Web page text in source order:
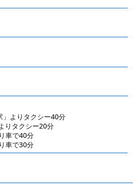
」よりタクシー40分
りタクシー20分
車で40分
車で30分